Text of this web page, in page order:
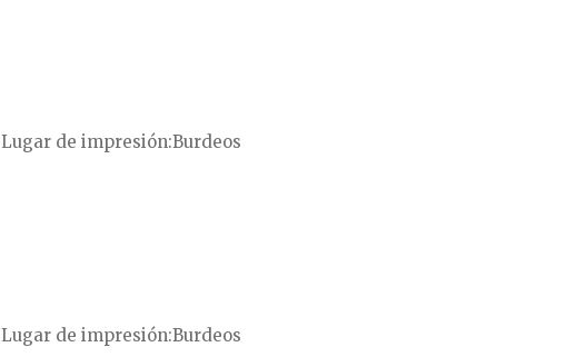
Lugar de impresión Burdeos
Lugar de impresión Burdeos